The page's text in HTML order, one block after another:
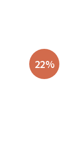
22%